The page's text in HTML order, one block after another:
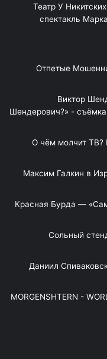
"Театр У
спектакль
Отпетые
Виктор
Шендерович?» -
«О чём молчит
Максим Галкин в
Красная Бурда —
"Сольный
"Даниил
MORGENSHTERN -